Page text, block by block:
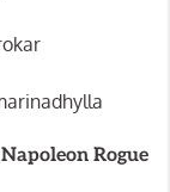
Rogue